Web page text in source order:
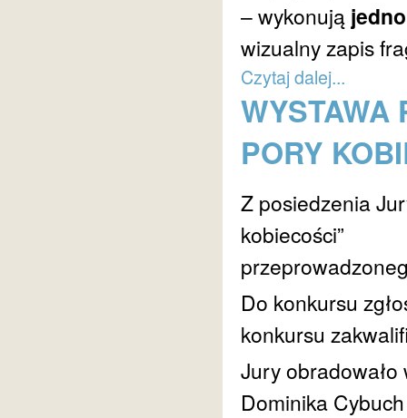
– wykonują
wizualny zapis
Czytaj dalej...
WYSTAWA
PORY
Z posiedzenia
kobiecości”
Do konkursu
konkursu
Jury obradowało
Dominika